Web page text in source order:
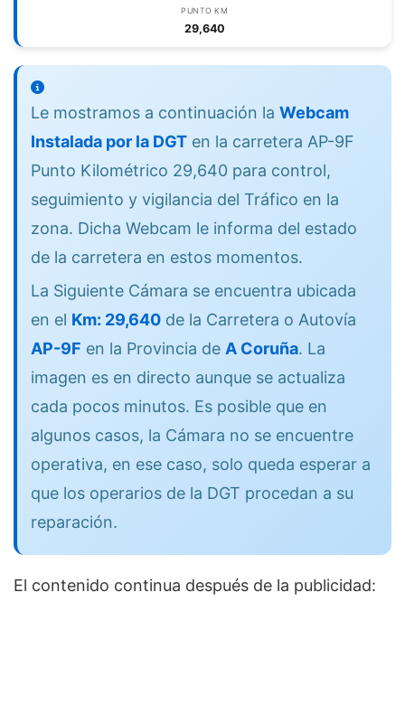
PUNTO KM
29,640
Le mostramos a continuación la Webcam
Instalada por la DGT en la carretera AP-9F
Punto Kilométrico 29,640 para control,
seguimiento y vigilancia del Tráfico en la
zona. Dicha Webcam le informa del estado
de la carretera en estos momentos.
La Siguiente Cámara se encuentra ubicada
en el Km: 29,640 de la Carretera o Autovía
AP-9F en la Provincia de A Coruña. La
imagen es en directo aunque se actualiza
cada pocos minutos. Es posible que en
algunos casos, la Cámara no se encuentre
operativa, en ese caso, solo queda esperar a
que los operarios de la DGT procedan a su
reparación.
El contenido continua después de la publicidad: